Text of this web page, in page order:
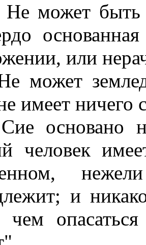
Не может быть
или
может
имеет ничего
основано
человек
и